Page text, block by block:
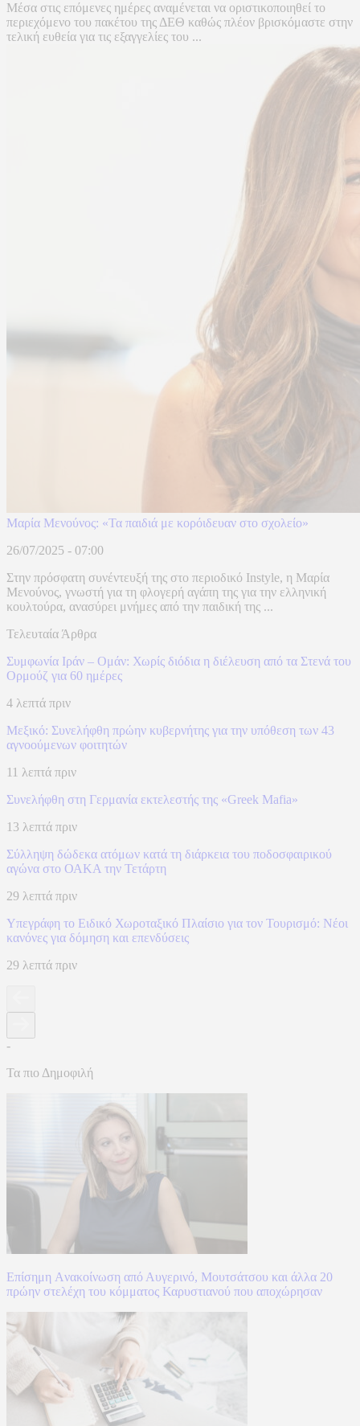
Μέσα στις επόμενες ημέρες αναμένεται να οριστικοποιηθεί το
περιεχόμενο του πακέτου της ΔΕΘ καθώς πλέον βρισκόμαστε στην
τελική ευθεία για τις εξαγγελίες του ...
Μαρία Μενούνος: «Τα παιδιά με κορόιδευαν στο σχολείο»
26/07/2025 - 07:00
Στην πρόσφατη συνέντευξή της στο περιοδικό Instyle, η Μαρία
Μενούνος, γνωστή για τη φλογερή αγάπη της για την ελληνική
κουλτούρα, ανασύρει μνήμες από την παιδική της ...
Τελευταία Άρθρα
Συμφωνία Ιράν – Ομάν: Χωρίς διόδια η διέλευση από τα Στενά του
Ορμούζ για 60 ημέρες
4 λεπτά πριν
Μεξικό: Συνελήφθη πρώην κυβερνήτης για την υπόθεση των 43
αγνοούμενων φοιτητών
11 λεπτά πριν
Συνελήφθη στη Γερμανία εκτελεστής της «Greek Mafia»
13 λεπτά πριν
Σύλληψη δώδεκα ατόμων κατά τη διάρκεια του ποδοσφαιρικού
αγώνα στο ΟΑΚΑ την Τετάρτη
29 λεπτά πριν
Υπεγράφη το Ειδικό Χωροταξικό Πλαίσιο για τον Τουρισμό: Νέοι
κανόνες για δόμηση και επενδύσεις
29 λεπτά πριν
-
Τα πιο Δημοφιλή
Επίσημη Aνακοίνωση από Αυγερινό, Μουτσάτσου και άλλα 20
πρώην στελέχη του κόμματος Καρυστιανού που αποχώρησαν